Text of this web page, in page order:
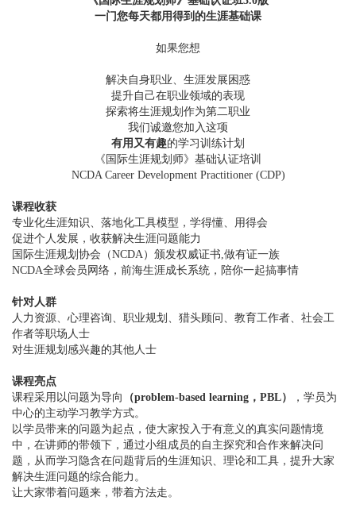
一门您每天都用得到的生涯基础课
如果您想
解决自身职业、生涯发展困惑
提升自己在职业领域的表现
探索将生涯规划作为第二职业
我们诚邀您加入这项
有用又有趣的学习训练计划
《国际生涯规划师》基础认证培训
NCDA Career Development Practitioner (CDP)
课程收获
专业化生涯知识、落地化工具模型，学得懂、用得会
促进个人发展，收获解决生涯问题能力
国际生涯规划协会（NCDA）颁发权威证书,做有证一族
NCDA全球会员网络，前海生涯成长系统，陪你一起搞事情
针对人群
人力资源、心理咨询、职业规划、猎头顾问、教育工作者、社会工
作者等职场人士
对生涯规划感兴趣的其他人士
课程亮点
课程采用以问题为导向
（problem-based learning，PBL）
，学员为
中心的主动学习教学方式。
以学员带来的问题为起点，使大家投入于有意义的真实问题情境
中，在讲师的带领下，通过小组成员的自主探究和合作来解决问
题，从而学习隐含在问题背后的生涯知识、理论和工具，提升大家
解决生涯问题的综合能力。
让大家带着问题来，带着方法走。